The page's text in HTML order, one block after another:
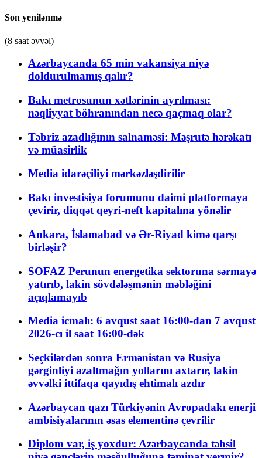
Son yenilənmə
(8 saat əvvəl)
Azərbaycanda 65 min vakansiya niyə
doldurulmamış qalır?
Bakı metrosunun xətlərinin ayrılması:
nəqliyyat böhranından necə qaçmaq olar?
Təbriz azadlığının salnaməsi: Məşrutə hərəkatı
və müasirlik
Media idarəçiliyi mərkəzləşdirilir
Bakı investisiya forumunu daimi platformaya
çevirir, diqqət qeyri-neft kapitalına yönəlir
Ankara, İslamabad və Ər-Riyad kimə qarşı
birləşir?
SOFAZ Perunun energetika sektoruna sərmayə
yatırıb, lakin sövdələşmənin məbləğini
açıqlamayıb
Media icmalı: 6 avqust saat 16:00-dan 7 avqust
2026-cı il saat 16:00-dək
Seçkilərdən sonra Ermənistan və Rusiya
gərginliyi azaltmağın yollarını axtarır, lakin
əvvəlki ittifaqa qayıdış ehtimalı azdır
Azərbaycan qazı Türkiyənin Avropadakı enerji
ambisiyalarının əsas elementinə çevrilir
Diplom var, iş yoxdur: Azərbaycanda təhsil